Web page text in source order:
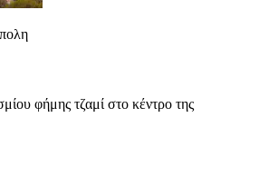
φήμης τζαμί στο κέντρο της